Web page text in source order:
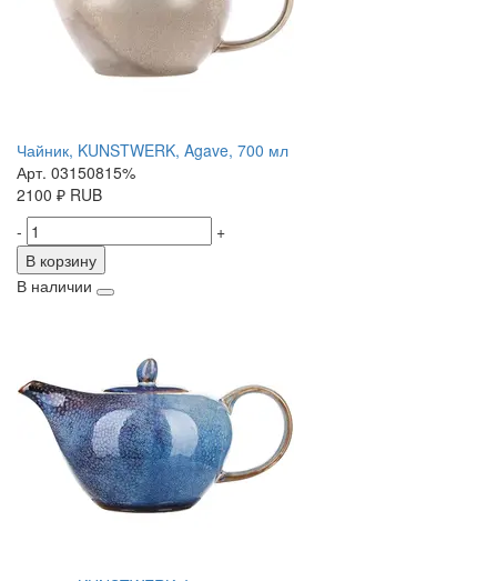
Чайник, KUNSTWERK, Agave, 700 мл
Арт. 03150815%
2100 ₽ RUB
-
+
В корзину
В наличии